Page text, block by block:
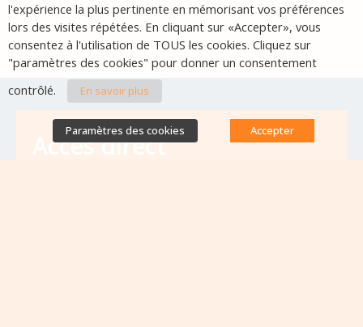
Accès direct
l'expérience la plus pertinente en mémorisant vos préférences
lors des visites répétées. En cliquant sur «Accepter», vous
consentez à l'utilisation de TOUS les cookies. Cliquez sur
"paramètres des cookies" pour donner un consentement
contrôlé.
En savoir plus
Paramètres des cookies Accepter